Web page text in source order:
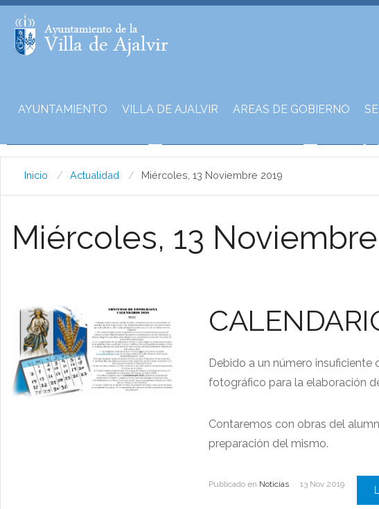
AYUNTAMIENTO VILLA DE AJALVIR AREAS DE GOBIERNO
Inicio Actualidad Miércoles, 13 Noviembre 2019
Miércoles, 13
Debido a un número
fotográfico para la elaboración
Contaremos con obras del
preparación del mismo.
Publicado en Noticias 13 Nov 2019